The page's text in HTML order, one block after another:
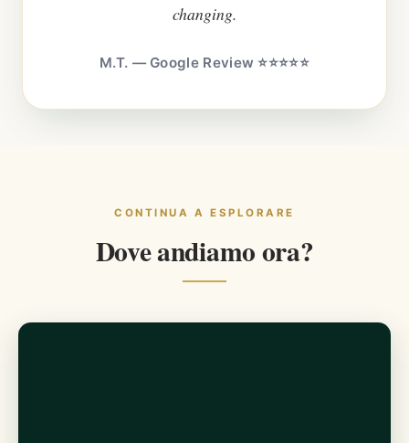
changing.
M.T. — Google Review ⭐⭐⭐⭐⭐
CONTINUA A ESPLORARE
Dove andiamo ora?